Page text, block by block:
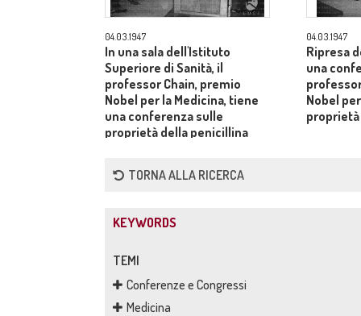
04.03.1947
In una sala dell'Istituto
Superiore di Sanità, il
professor Chain, premio
Nobel per la Medicina, tiene
una conferenza sulle
proprietà della penicillina
04.03.1947
Ripresa
una
Nobel
TORNA ALLA RICERCA
KEYWORDS
TEMI
Conferenze e Congressi
Medicina